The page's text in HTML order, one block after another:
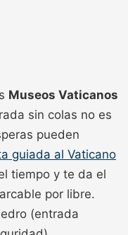
Museos Vaticanos
sin colas no es
pueden
guiada al Vaticano
tiempo y te da el
por libre.
(entrada